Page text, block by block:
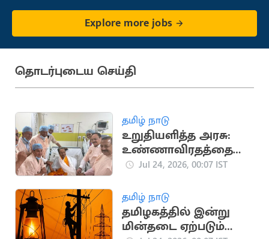
Explore more jobs
தொடர்புடைய செய்தி
தமிழ் நாடு
உறுதியளித்த அரசு:
உண்ணாவிரதத்தை
முடித்துக்கொண்டார்
Jul 24, 2026, 00:07 IST
தமிழ் நாடு
தமிழகத்தில் இன்று
மின்தடை ஏற்படும்